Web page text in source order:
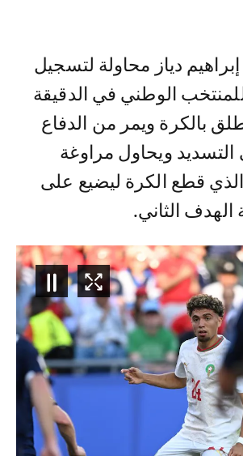
دياز محاولة لتسجيل
الوطني في الدقيقة
انطلق بالكرة ويمر من الدفاع
التسديد ويحاول مراوغة
الذي قطع الكرة ليضيع على
الثاني.